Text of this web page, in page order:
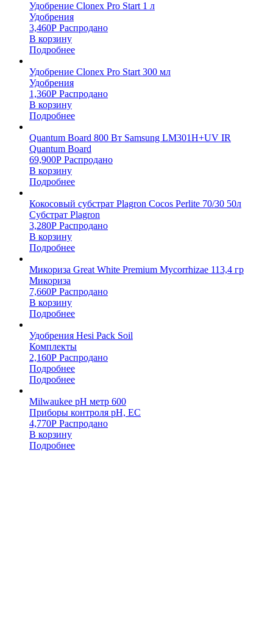
Удобрение Clonex Pro Start 1 л
Удобрения
3,460Р Распродано
В корзину
Подробнее
Удобрение Clonex Pro Start 300 мл
Удобрения
1,360Р Распродано
В корзину
Подробнее
Quantum Board 800 Вт Samsung LM301H+UV IR
Quantum Board
69,900Р Распродано
В корзину
Подробнее
Кокосовый субстрат Plagron Cocos Perlite 70/30 50л
Субстрат Plagron
3,280Р Распродано
В корзину
Подробнее
Микориза Great White Premium Mycorrhizae 113,4 гр
Микориза
7,660Р Распродано
В корзину
Подробнее
Удобрения Hesi Pack Soil
Комплекты
2,160Р Распродано
Подробнее
Подробнее
Milwaukee pH метр 600
Приборы контроля pH, EC
4,770Р Распродано
В корзину
Подробнее